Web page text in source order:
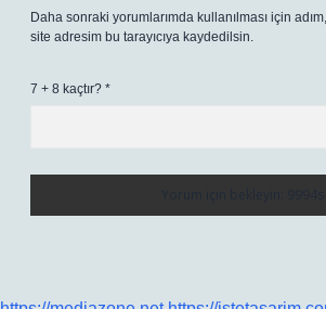
Daha sonraki yorumlarımda kullanılması için
site adresim bu tarayıcıya kaydedilsin.
7 + 8 kaçtır? *